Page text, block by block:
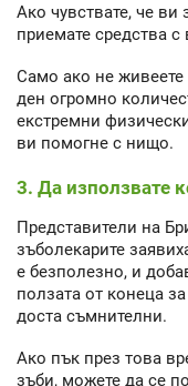
Ако чувствате, че ви
приемате средства
Само ако не
ден огромно
екстремни
ви помогне с нищо.
3. Да използвате
Представители на
зъболекарите
е безполезно, и
ползата от конеца
доста съмнителни.
Ако пък през това
зъби, можете да се